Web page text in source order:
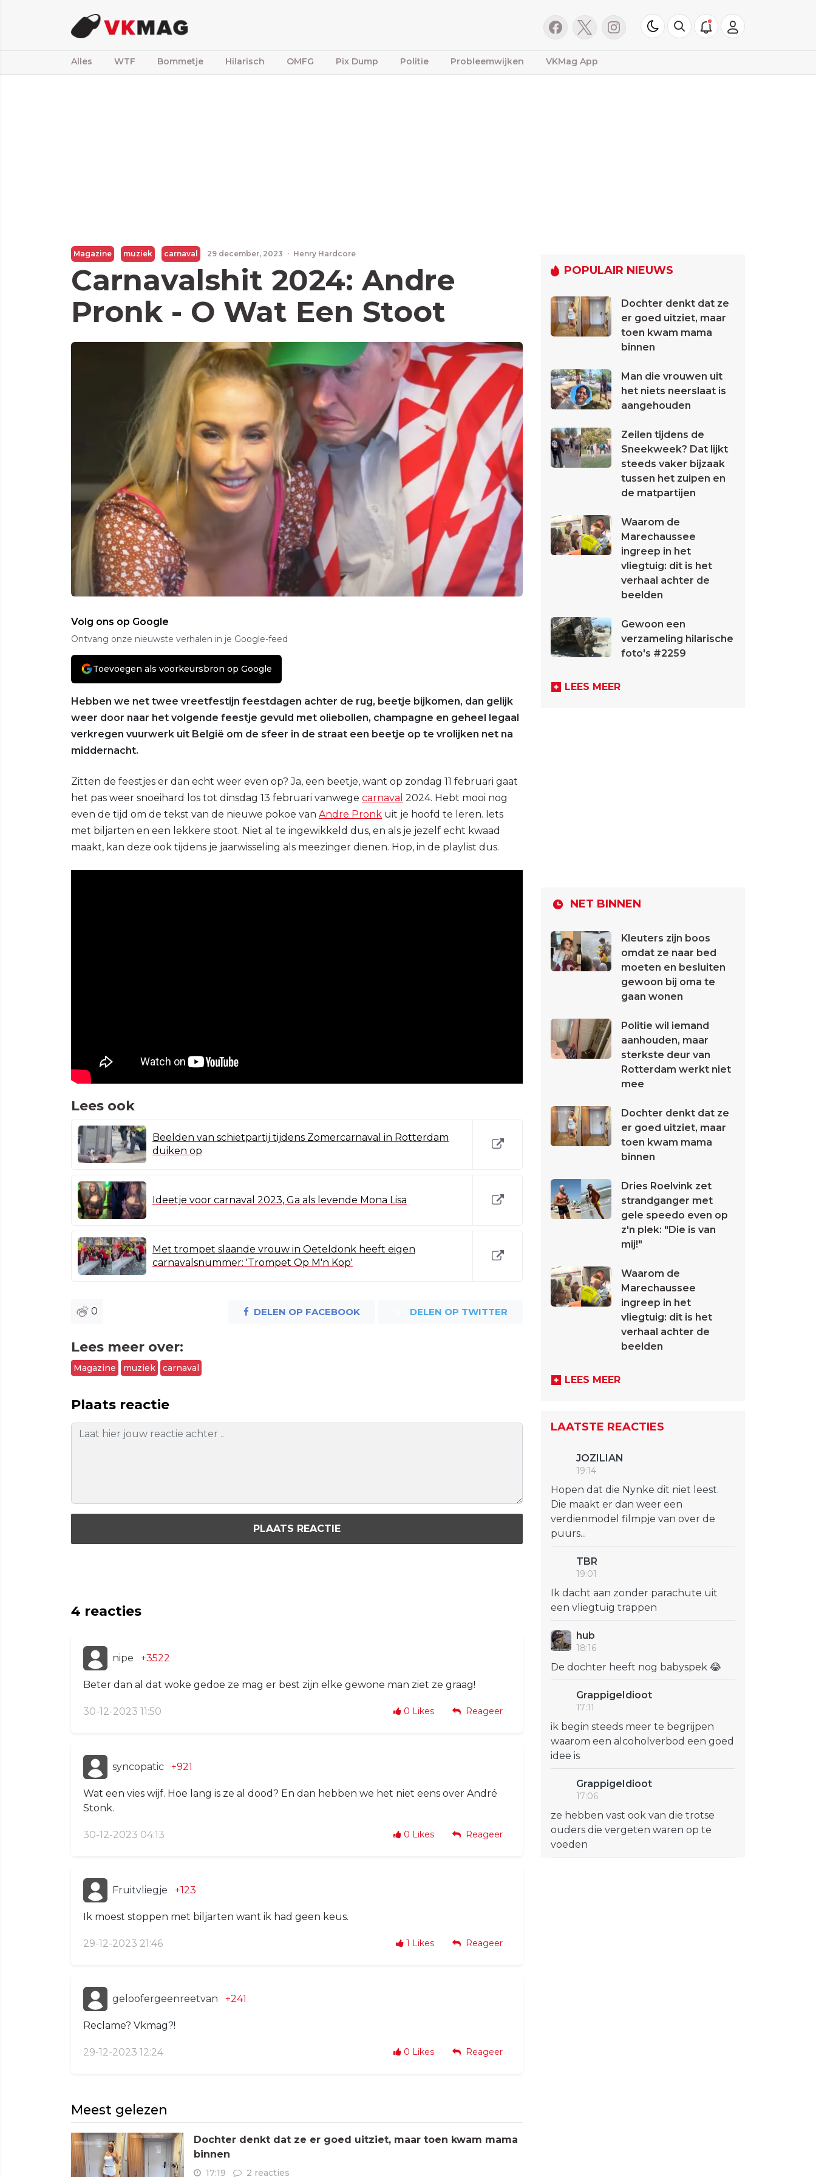
Alles WTF Bommetje Hilarisch OMFG Pix Dump Politie Probleemwijken VKMag App
Magazine muziek carnaval 29 december, 2023 · Henry Hardcore
Carnavalshit 2024: Andre
Pronk - O Wat Een Stoot
Volg ons op Google
Ontvang onze nieuwste verhalen in je Google-feed
Toevoegen als voorkeursbron op Google
Hebben we net twee vreetfestijn feestdagen achter de rug, beetje bijkomen, dan gelijk
weer door naar het volgende feestje gevuld met oliebollen, champagne en geheel legaal
verkregen vuurwerk uit België om de sfeer in de straat een beetje op te vrolijken net na
middernacht.
Zitten de feestjes er dan echt weer even op? Ja, een beetje, want op zondag 11 februari gaat
het pas weer snoeihard los tot dinsdag 13 februari vanwege carnaval 2024. Hebt mooi nog
even de tijd om de tekst van de nieuwe pokoe van Andre Pronk uit je hoofd te leren. Iets
met biljarten en een lekkere stoot. Niet al te ingewikkeld dus, en als je jezelf echt kwaad
maakt, kan deze ook tijdens je jaarwisseling als meezinger dienen. Hop, in de playlist dus.
Lees ook
Beelden van schietpartij tijdens Zomercarnaval in Rotterdam
duiken op
Ideetje voor carnaval 2023, Ga als levende Mona Lisa
Met trompet slaande vrouw in Oeteldonk heeft eigen
carnavalsnummer: 'Trompet Op M'n Kop'
0 DELEN OP FACEBOOK DELEN OP TWITTER
Lees meer over:
Magazine muziek carnaval
Plaats reactie
PLAATS REACTIE
4 reacties
nipe +3522
Beter dan al dat woke gedoe ze mag er best zijn elke gewone man ziet ze graag!
30-12-2023 11:50 0 Likes Reageer
syncopatic +921
Wat een vies wijf. Hoe lang is ze al dood? En dan hebben we het niet eens over André
Stonk.
30-12-2023 04:13 0 Likes Reageer
Fruitvliegje +123
Ik moest stoppen met biljarten want ik had geen keus.
29-12-2023 21:46 1 Likes Reageer
geloofergeenreetvan +241
Reclame? Vkmag?!
29-12-2023 12:24 0 Likes Reageer
Meest gelezen
Dochter denkt dat ze er goed uitziet, maar toen kwam mama
binnen
17:19 2 reacties
POPULAIR NIEUWS
Dochter denkt dat ze
er goed uitziet, maar
toen kwam mama
binnen
Man die vrouwen uit
het niets neerslaat is
aangehouden
Zeilen tijdens de
Sneekweek? Dat lijkt
steeds vaker bijzaak
tussen het zuipen en
de matpartijen
Waarom de
Marechaussee
ingreep in het
vliegtuig: dit is het
verhaal achter de
beelden
Gewoon een
verzameling hilarische
foto's #2259
LEES MEER
NET BINNEN
Kleuters zijn boos
omdat ze naar bed
moeten en besluiten
gewoon bij oma te
gaan wonen
Politie wil iemand
aanhouden, maar
sterkste deur van
Rotterdam werkt niet
mee
Dochter denkt dat ze
er goed uitziet, maar
toen kwam mama
binnen
Dries Roelvink zet
strandganger met
gele speedo even op
z'n plek: "Die is van
mij!"
Waarom de
Marechaussee
ingreep in het
vliegtuig: dit is het
verhaal achter de
beelden
LEES MEER
LAATSTE REACTIES
JOZILIAN
19:14
Hopen dat die Nynke dit niet leest.
Die maakt er dan weer een
verdienmodel filmpje van over de
puurs...
TBR
19:01
Ik dacht aan zonder parachute uit
een vliegtuig trappen
hub
18:16
De dochter heeft nog babyspek 😂
GrappigeIdioot
17:11
ik begin steeds meer te begrijpen
waarom een alcoholverbod een goed
idee is
GrappigeIdioot
17:06
ze hebben vast ook van die trotse
ouders die vergeten waren op te
voeden